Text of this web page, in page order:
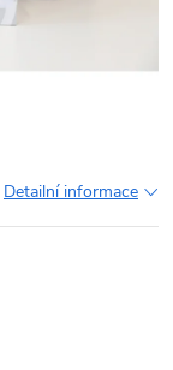
Detailní informace